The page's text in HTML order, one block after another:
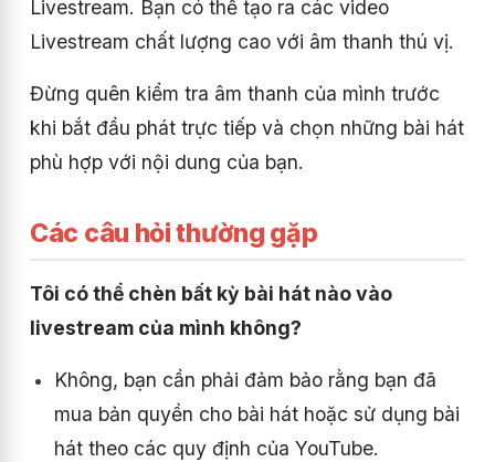
Livestream. Bạn có thể tạo ra các video
Livestream chất lượng cao với âm thanh thú vị.
Đừng quên kiểm tra âm thanh của mình trước
khi bắt đầu phát trực tiếp và chọn những bài hát
phù hợp với nội dung của bạn.
Các câu hỏi thường gặp
Tôi có thể chèn bất kỳ bài hát nào vào
livestream của mình không?
Không, bạn cần phải đảm bảo rằng bạn đã
mua bản quyền cho bài hát hoặc sử dụng bài
hát theo các quy định của YouTube.